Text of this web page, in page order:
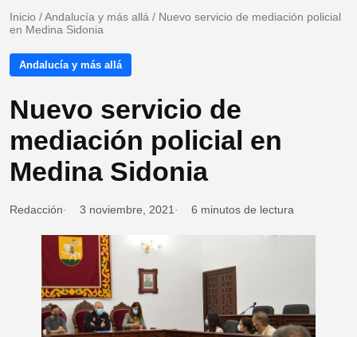
Inicio /Andalucía y más allá / Nuevo servicio de mediación policial
en Medina Sidonia
Andalucía y más allá
Nuevo servicio de
mediación policial en
Medina Sidonia
Redacción 3 noviembre, 2021 6 minutos de lectura